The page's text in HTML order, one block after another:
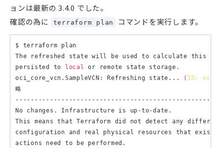
ョンは最新の 3.4.0 でした。
確認の為に
terraform plan コマンドを実行します。
$ terraform plan
The refreshed state will be used to calculate this
persisted to
local
or remote state storage.
oci_core_vcn.SampleVCN: Refreshing state...
( ID:
略
No changes. Infrastructure is up-to-date.
This means that Terraform did not detect any
configuration and real physical resources that